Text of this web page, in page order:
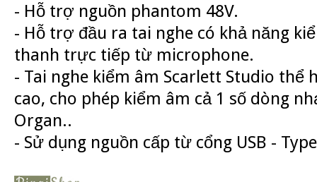
- Hỗ trợ nguồn phantom 48V.
- Hỗ trợ đầu ra tai nghe có khả năng
thanh trực tiếp từ microphone.
- Tai nghe kiểm âm Scarlett Studio thể
cao, cho phép kiểm âm cả 1 số dòng
Organ..
- Sử dụng nguồn cấp từ cổng USB -